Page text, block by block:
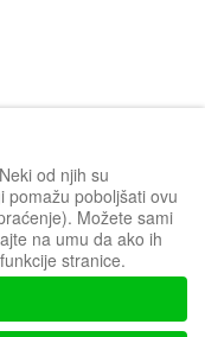
od njih su
pomažu poboljšati ovu
Možete sami
na umu da ako ih
stranice.